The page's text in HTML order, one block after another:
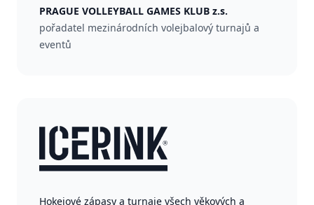
PRAGUE VOLLEYBALL GAMES KLUB z.s.
pořadatel mezinárodních volejbalový turnajů a
eventů
Hokejové zápasy a turnaje všech věkových a